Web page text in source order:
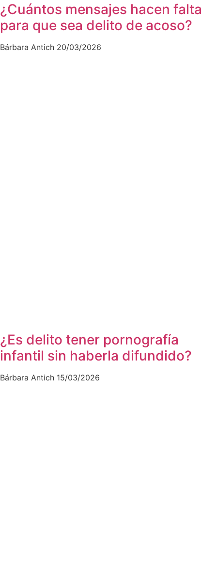
¿Cuántos mensajes hacen falta
para que sea delito de acoso?
Bárbara Antich 20/03/2026
¿Es delito tener pornografía
infantil sin haberla difundido?
Bárbara Antich 15/03/2026